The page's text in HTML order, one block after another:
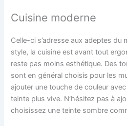
Cuisine moderne
Celle-ci s’adresse aux adeptes du
style, la cuisine est avant tout
reste pas moins esthétique. Des
sont en général choisis pour les
ajouter une touche de couleur
teinte plus vive. N’hésitez pas à
choisissez une teinte sombre